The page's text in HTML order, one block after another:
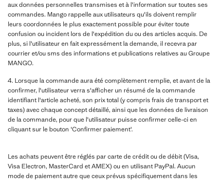
aux données personnelles transmises et à l'information sur toutes ses
commandes. Mango rappelle aux utilisateurs qu'ils doivent remplir
leurs coordonnées le plus exactement possible pour éviter toute
confusion ou incident lors de l'expédition du ou des articles acquis. De
plus, si l'utilisateur en fait expressément la demande, il recevra par
courrier et/ou sms des informations et publications relatives au Groupe
MANGO.
4. Lorsque la commande aura été complètement remplie, et avant de la
confirmer, l'utilisateur verra s'afficher un résumé de la commande
identifiant l'article acheté, son prix total (y compris frais de transport et
taxes) avec chaque concept détaillé, ainsi que les données de livraison
de la commande, pour que l'utilisateur puisse confirmer celle-ci en
cliquant sur le bouton 'Confirmer paiement'.
Les achats peuvent être réglés par carte de crédit ou de débit (Visa,
Visa Electron, MasterCard et AMEX) ou en utilisant PayPal. Aucun
mode de paiement autre que ceux prévus spécifiquement dans les